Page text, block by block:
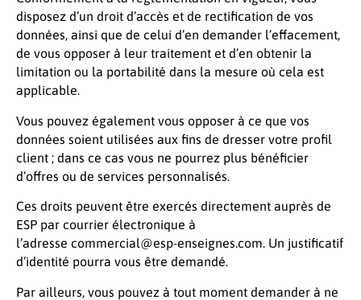
disposez d’un droit d’accès et de rectification de vos
données, ainsi que de celui d’en demander l’effacement,
de vous opposer à leur traitement et d’en obtenir la
limitation ou la portabilité dans la mesure où cela est
applicable.
Vous pouvez également vous opposer à ce que vos
données soient utilisées aux fins de dresser votre profil
client ; dans ce cas vous ne pourrez plus bénéficier
d’offres ou de services personnalisés.
Ces droits peuvent être exercés directement auprès de
ESP par courrier électronique à
l’adresse commercial@esp-enseignes.com. Un justificatif
d’identité pourra vous être demandé.
Par ailleurs, vous pouvez à tout moment demander à ne